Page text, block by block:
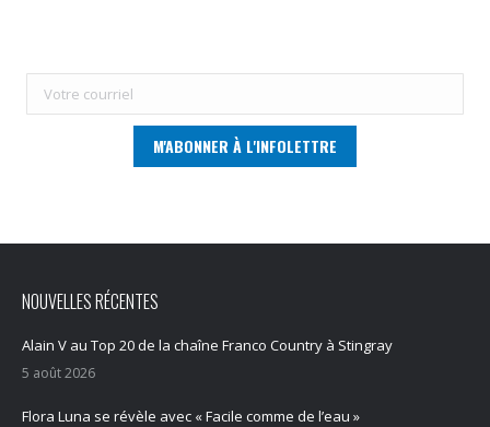
NOUVELLES RÉCENTES
Alain V au Top 20 de la chaîne Franco Country à Stingray
5 août 2026
Flora Luna se révèle avec « Facile comme de l’eau »